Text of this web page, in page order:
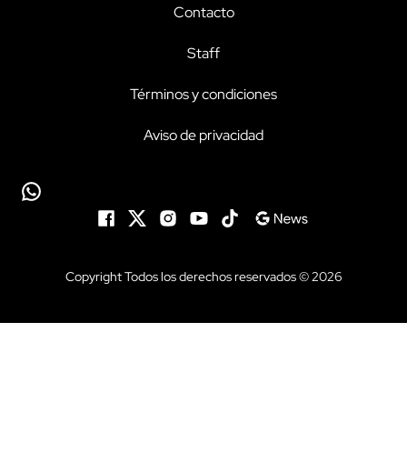
Contacto
Staff
Términos y condiciones
Aviso de privacidad
Copyright Todos los derechos reservados © 2026